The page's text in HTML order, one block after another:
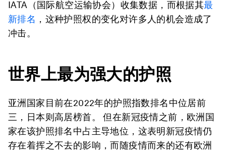
IATA（国际航空运输协会）收集数据，而根据其最
新排名 ，这种护照权的变化对许多人的机会造成了
冲击。
世界上最为强大的护照
亚洲国家目前在2022年的护照指数排名中位居前
三，日本则高居榜首。 但在新冠疫情之前，欧洲国
家在该护照排名中占主导地位，这表明新冠疫情仍
存在着挥之不去的影响，而随疫情而来的还有欧洲